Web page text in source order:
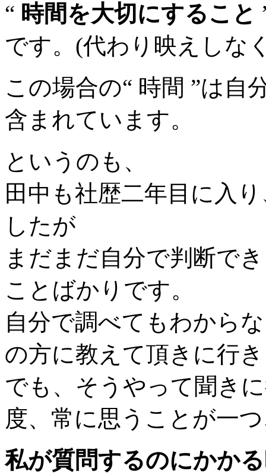
“ 時間を大切にすること
です。(代わり映えしな
この場合の“ 時間 ”は自
含まれています。
というのも、
田中も社歴二年目に入
したが
まだまだ自分で判断で
ことばかりです。
自分で調べてもわから
の方に教えて頂きに行
でも、そうやって聞き
度、常に思うことが一
私が質問するのにかか